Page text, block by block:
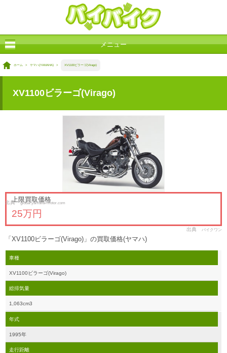
メニュー
ホーム > ヤマハ(YAMAHA) > XV1100ビラーゴ(Virago)
XV1100ビラーゴ(Virago)
上限買取価格
25万円
出典 バイクワン
「XV1100ビラーゴ(Virago)」の買取価格(ヤマハ)
出典global.yamaha-motor.com
車種
XV1100ビラーゴ(Virago)
総排気量
1,063cm3
年式
1995年
走行距離